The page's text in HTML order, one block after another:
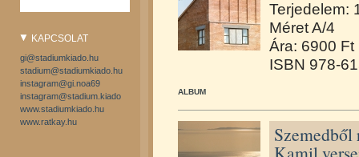
KAPCSOLAT
gi@stadiumkiado.hu
stadium@stadiumkiado.hu
instagram@gi.noa69
instagram@stadium.kiado
www.stadiumkiado.hu
www.ratkay.hu
Terjedelem:
Méret A/4
Ára: 6900 Ft
ISBN 978-
ALBUM